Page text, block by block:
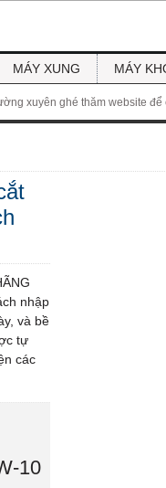
MÁY XUNG MÁY
xuyên ghé thăm website
nhập
và bề
tự
các
10